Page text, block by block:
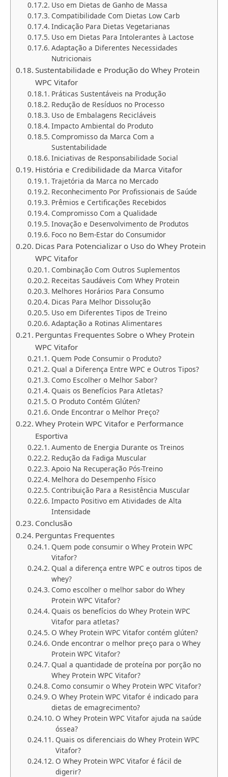
Uso em Dietas de Ganho de Massa
Compatibilidade Com Dietas Low Carb
Indicação Para Dietas Vegetarianas
Uso em Dietas Para Intolerantes à Lactose
Adaptação a Diferentes Necessidades
Nutricionais
Sustentabilidade e Produção do Whey Protein
WPC Vitafor
Práticas Sustentáveis na Produção
Redução de Resíduos no Processo
Uso de Embalagens Recicláveis
Impacto Ambiental do Produto
Compromisso da Marca Com a
Sustentabilidade
Iniciativas de Responsabilidade Social
História e Credibilidade da Marca Vitafor
Trajetória da Marca no Mercado
Reconhecimento Por Profissionais de Saúde
Prêmios e Certificações Recebidos
Compromisso Com a Qualidade
Inovação e Desenvolvimento de Produtos
Foco no Bem-Estar do Consumidor
Dicas Para Potencializar o Uso do Whey Protein
WPC Vitafor
Combinação Com Outros Suplementos
Receitas Saudáveis Com Whey Protein
Melhores Horários Para Consumo
Dicas Para Melhor Dissolução
Uso em Diferentes Tipos de Treino
Adaptação a Rotinas Alimentares
Perguntas Frequentes Sobre o Whey Protein
WPC Vitafor
Quem Pode Consumir o Produto?
Qual a Diferença Entre WPC e Outros Tipos?
Como Escolher o Melhor Sabor?
Quais os Benefícios Para Atletas?
O Produto Contém Glúten?
Onde Encontrar o Melhor Preço?
Whey Protein WPC Vitafor e Performance
Esportiva
Aumento de Energia Durante os Treinos
Redução da Fadiga Muscular
Apoio Na Recuperação Pós-Treino
Melhora do Desempenho Físico
Contribuição Para a Resistência Muscular
Impacto Positivo em Atividades de Alta
Intensidade
Conclusão
Perguntas Frequentes
Quem pode consumir o Whey Protein WPC
Vitafor?
Qual a diferença entre WPC e outros tipos de
whey?
Como escolher o melhor sabor do Whey
Protein WPC Vitafor?
Quais os benefícios do Whey Protein WPC
Vitafor para atletas?
O Whey Protein WPC Vitafor contém glúten?
Onde encontrar o melhor preço para o Whey
Protein WPC Vitafor?
Qual a quantidade de proteína por porção no
Whey Protein WPC Vitafor?
Como consumir o Whey Protein WPC Vitafor?
O Whey Protein WPC Vitafor é indicado para
dietas de emagrecimento?
O Whey Protein WPC Vitafor ajuda na saúde
óssea?
Quais os diferenciais do Whey Protein WPC
Vitafor?
O Whey Protein WPC Vitafor é fácil de
digerir?